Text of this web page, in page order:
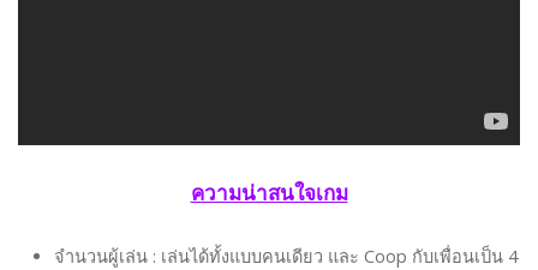
ความน่าสนใจเกม
จำนวนผู้เล่น : เล่นได้ทั้งแบบคนเดียว และ Coop กับเพื่อนเป็น 4